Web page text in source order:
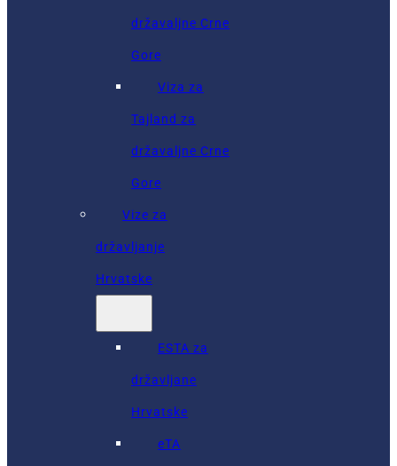
državaljne Crne
Gore
Viza za
Tajland za
državaljne Crne
Gore
Vize za
državljanje
Hrvatske
ESTA za
državljane
Hrvatske
eTA